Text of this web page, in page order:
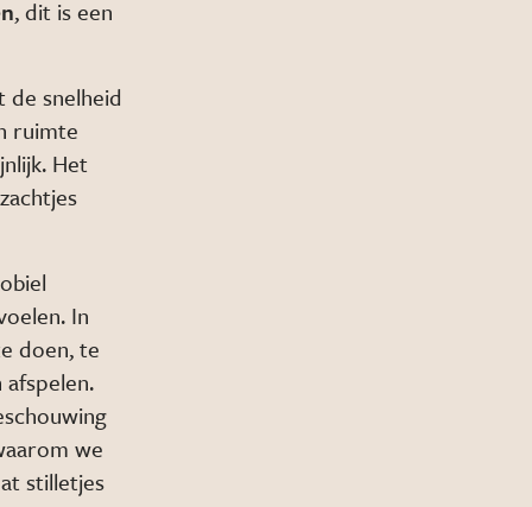
, dit is een
de snelheid
ruimte
Het
In
doen, te
we
stilletjes